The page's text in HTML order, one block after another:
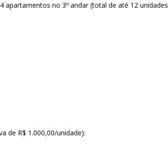
apartamentos no 3º andar (total de até 12 unidades
de R$ 1.000,00/unidade):